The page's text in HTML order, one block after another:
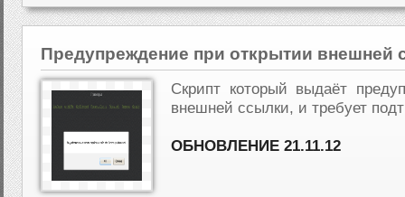
Предупреждение при открытии внешней
Скрипт который выдаёт
внешней ссылки, и требует
ОБНОВЛЕНИЕ 21.11.12